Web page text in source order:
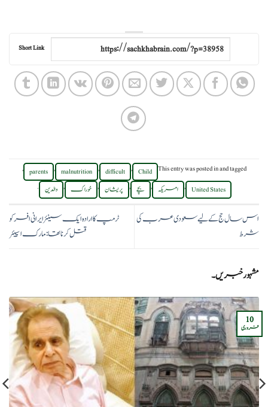
Short Link
This entry was posted inand tagged
Child
,
difficult
,
malnutrition
,
parents
,
United States
, امریکہ , بچے , پریشان , خوراک , والدین .
اس سال حج کے لیے سعودی عرب کی
شرط
ٹرمپ کا ارادہ ایک سینئر ایرانی افسر کو
قتل کرنا تھا: مارک اسپیئر
مشہور خبریں۔
10
فروری